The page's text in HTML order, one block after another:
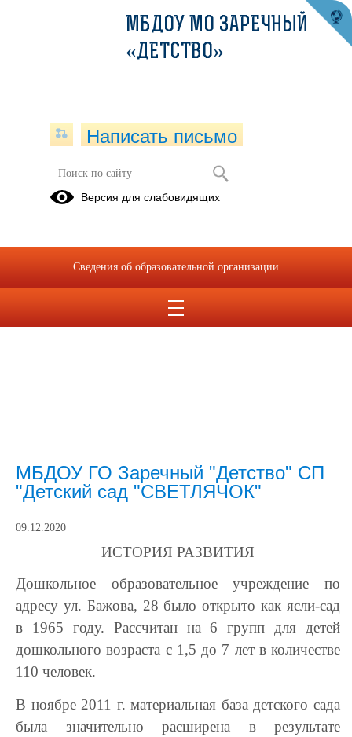
МБДОУ ГО Заречный "Детство" СП
"Детский сад "СВЕТЛЯЧОК"
09.12.2020
ИСТОРИЯ РАЗВИТИЯ
Дошкольное образовательное учреждение по
адресу ул. Бажова, 28 было открыто как ясли-сад
в 1965 году. Рассчитан на 6 групп для детей
дошкольного возраста с 1,5 до 7 лет в количестве
110 человек.
В ноябре 2011 г. материальная база детского сада
была значительно расширена в результате
МБДОУ МО ЗАРЕЧНЫЙ
«ДЕТСТВО»
Написать письмо
Версия для слабовидящих
Сведения об образовательной организации